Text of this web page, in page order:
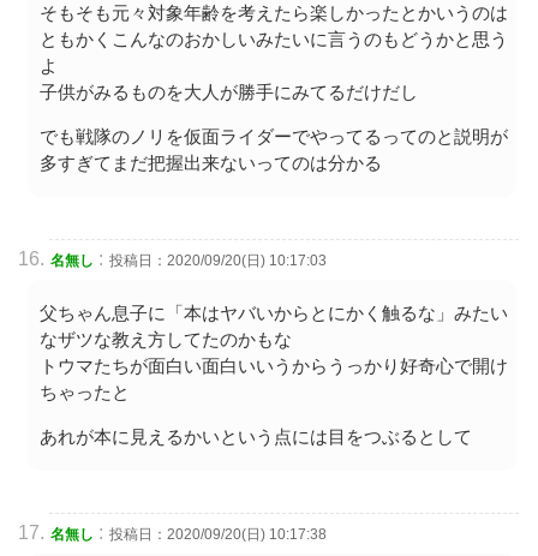
そもそも元々対象年齢を考えたら楽しかったとかいうのは
ともかくこんなのおかしいみたいに言うのもどうかと思う
よ
子供がみるものを大人が勝手にみてるだけだし
でも戦隊のノリを仮面ライダーでやってるってのと説明が
多すぎてまだ把握出来ないってのは分かる
名無し : 投稿日：2020/09/20(日) 10:17:03
父ちゃん息子に「本はヤバいからとにかく触るな」みたい
なザツな教え方してたのかもな
トウマたちが面白い面白いいうからうっかり好奇心で開け
ちゃったと
あれが本に見えるかいという点には目をつぶるとして
名無し : 投稿日：2020/09/20(日) 10:17:38